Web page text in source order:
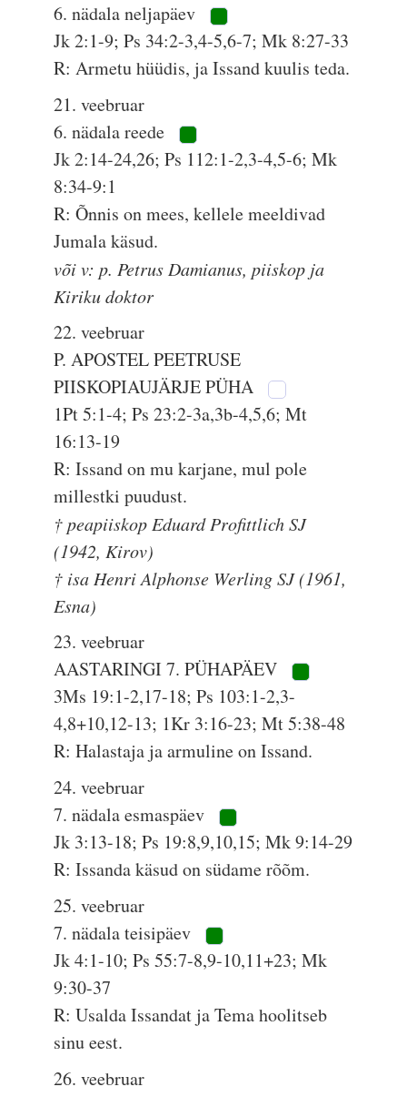
6. nädala neljapäev
Jk 2:1-9; Ps 34:2-3,4-5,6-7; Mk 8:27-33
R: Armetu hüüdis, ja Issand kuulis teda.
21. veebruar
6. nädala reede
Jk 2:14-24,26; Ps 112:1-2,3-4,5-6; Mk
8:34-9:1
R: Õnnis on mees, kellele meeldivad
Jumala käsud.
või v: p. Petrus Damianus, piiskop ja
Kiriku doktor
22. veebruar
P. APOSTEL PEETRUSE
PIISKOPIAUJÄRJE PÜHA
1Pt 5:1-4; Ps 23:2-3a,3b-4,5,6; Mt
16:13-19
R: Issand on mu karjane, mul pole
millestki puudust.
† peapiiskop Eduard Profittlich SJ
(1942, Kirov)
† isa Henri Alphonse Werling SJ (1961,
Esna)
23. veebruar
AASTARINGI 7. PÜHAPÄEV
3Ms 19:1-2,17-18; Ps 103:1-2,3-
4,8+10,12-13; 1Kr 3:16-23; Mt 5:38-48
R: Halastaja ja armuline on Issand.
24. veebruar
7. nädala esmaspäev
Jk 3:13-18; Ps 19:8,9,10,15; Mk 9:14-29
R: Issanda käsud on südame rõõm.
25. veebruar
7. nädala teisipäev
Jk 4:1-10; Ps 55:7-8,9-10,11+23; Mk
9:30-37
R: Usalda Issandat ja Tema hoolitseb
sinu eest.
26. veebruar